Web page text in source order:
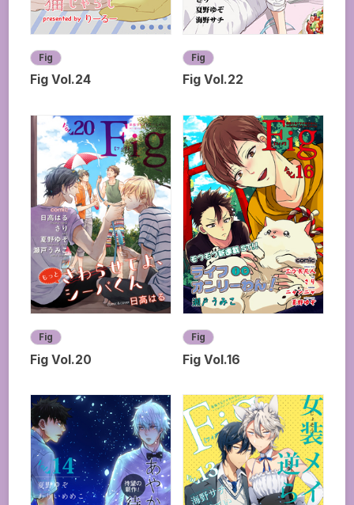
Fig
Fig Vol.24
Fig
Fig Vol.22
Fig
Fig Vol.20
Fig
Fig Vol.16